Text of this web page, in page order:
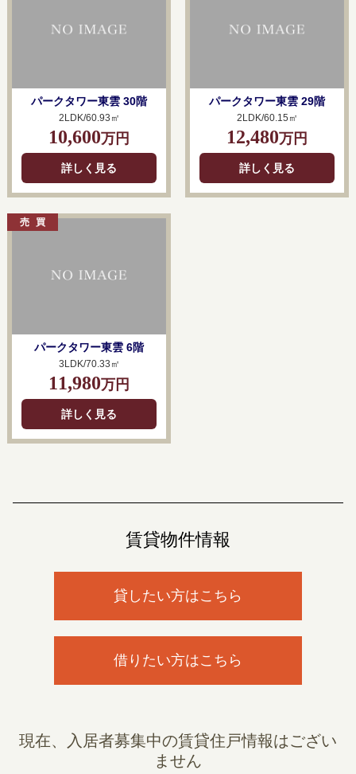
パークタワー東雲 30階
2LDK/60.93㎡
10,600万円
詳しく見る
パークタワー東雲 29階
2LDK/60.15㎡
12,480万円
詳しく見る
パークタワー東雲 6階
3LDK/70.33㎡
11,980万円
詳しく見る
賃貸物件情報
貸したい方はこちら
借りたい方はこちら
現在、入居者募集中の賃貸住戸情報はござい
ません